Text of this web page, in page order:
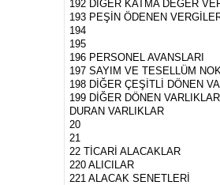
192 DİĞER KATMA DEĞER
193 PEŞİN ÖDENEN
194
195
196 PERSONEL AVANSLARI
197 SAYIM VE TESELLÜM
198 DİĞER ÇEŞİTLİ DÖNEN
199 DİĞER DÖNEN
DURAN VARLIKLAR
20
21
22 TİCARİ ALACAKLAR
220 ALICILAR
221 ALACAK SENETLERİ